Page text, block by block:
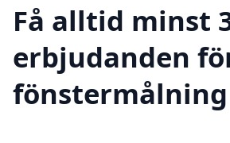
Få alltid minst
erbjudanden